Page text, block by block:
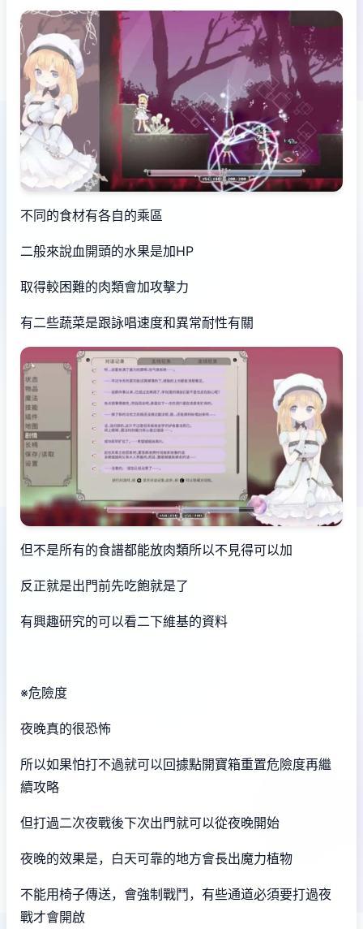
不同的食材有各自的乘區
二般來說血開頭的水果是加HP
取得較困難的肉類會加攻擊力
有二些蔬菜是跟詠唱速度和異常耐性有關
但不是所有的食譜都能放肉類所以不見得可以加
反正就是出門前先吃飽就是了
有興趣研究的可以看二下維基的資料
※危險度
夜晚真的很恐怖
所以如果怕打不過就可以回據點開寶箱重置危險度再繼
續攻略
但打過二次夜戰後下次出門就可以從夜晚開始
夜晚的效果是，白天可靠的地方會長出魔力植物
不能用椅子傳送，會強制戰鬥，有些通道必須要打過夜
戰才會開啟